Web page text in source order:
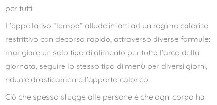
per tutti.
L’appellativo “lampo” allude infatti ad un regime calorico
restrittivo con decorso rapido, attraverso diverse formule:
mangiare un solo tipo di alimento per tutto l’arco della
giornata, seguire lo stesso tipo di menù per diversi giorni,
ridurre drasticamente l’apporto calorico.
Ciò che spesso sfugge alle persone è che ogni corpo ha